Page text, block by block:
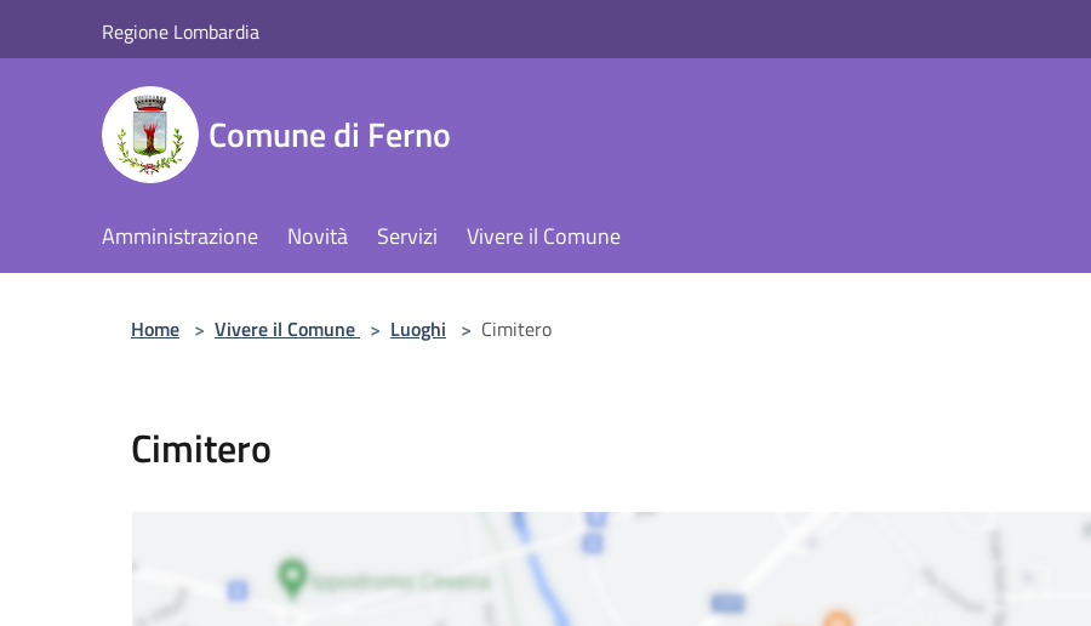
Regione Lombardia
Comune di Ferno
Amministrazione Novità Servizi Vivere il Comune
Home > Vivere il Comune > Luoghi > Cimitero
Cimitero